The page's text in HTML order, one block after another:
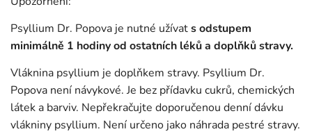
Psyllium Dr. Popova je nutné užívats odstupem
minimálně 1 hodiny od ostatních léků a doplňků stravy.
Vláknina psyllium je doplňkem stravy. Psyllium Dr.
Popova není návykové. Je bez přídavku cukrů, chemických
látek a barviv. Nepřekračujte doporučenou denní dávku
vlákniny psyllium. Není určeno jako náhrada pestré stravy.